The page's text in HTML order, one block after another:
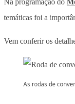
Na programação do
temáticas foi a
Vem conferir os
As rodas de